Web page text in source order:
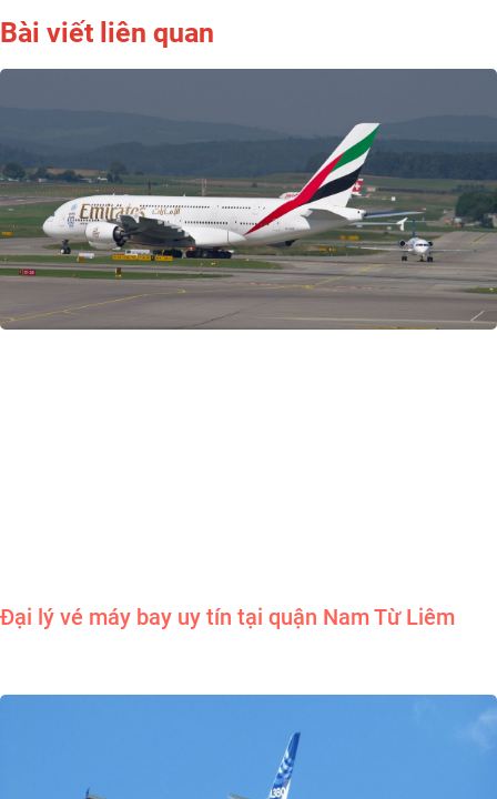
Bài viết liên quan
Đại lý vé máy bay uy tín tại quận Nam Từ Liêm